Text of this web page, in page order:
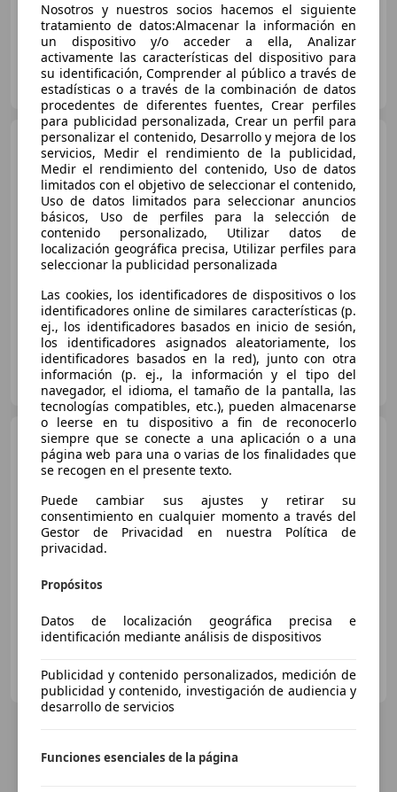
DRIVER CARS BCN
ES-8440 CARDEDEU
Porsche CayenneTurbo
Electric
€ 198.900
Sin comparación
DRIVER CARS MADRID
ES-28805 ALCALÁ DE HENARES
Porsche Cayenne Coupé
E-Hybrid Aut.
€ 146.000
01/2024
ES-26350 CENICERO
Nosotros y nuestros socios hacemos el siguiente
tratamiento de datos:Almacenar la información en
un dispositivo y/o acceder a ella, Analizar
activamente las características del dispositivo para
su identificación, Comprender al público a través de
estadísticas o a través de la combinación de datos
procedentes de diferentes fuentes, Crear perfiles
para publicidad personalizada, Crear un perfil para
personalizar el contenido, Desarrollo y mejora de los
servicios, Medir el rendimiento de la publicidad,
Medir el rendimiento del contenido, Uso de datos
limitados con el objetivo de seleccionar el contenido,
Uso de datos limitados para seleccionar anuncios
básicos, Uso de perfiles para la selección de
contenido personalizado, Utilizar datos de
localización geográfica precisa, Utilizar perfiles para
seleccionar la publicidad personalizada
Las cookies, los identificadores de dispositivos o los
identificadores online de similares características (p.
ej., los identificadores basados en inicio de sesión,
los identificadores asignados aleatoriamente, los
identificadores basados en la red), junto con otra
información (p. ej., la información y el tipo del
navegador, el idioma, el tamaño de la pantalla, las
tecnologías compatibles, etc.), pueden almacenarse
o leerse en tu dispositivo a fin de reconocerlo
siempre que se conecte a una aplicación o a una
página web para una o varias de los finalidades que
se recogen en el presente texto.
Puede cambiar sus ajustes y retirar su
consentimiento en cualquier momento a través del
Gestor de Privacidad en nuestra Política de
privacidad.
Propósitos
Datos de localización geográfica precisa e
identificación mediante análisis de dispositivos
Publicidad y contenido personalizados, medición de
publicidad y contenido, investigación de audiencia y
desarrollo de servicios
Funciones esenciales de la página